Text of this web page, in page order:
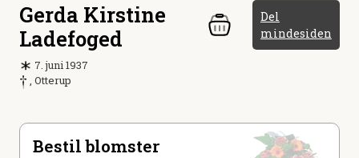
Gerda Kirstine
Ladefoged
Del
mindesiden
7. juni 1937
, Otterup
Bestil blomster